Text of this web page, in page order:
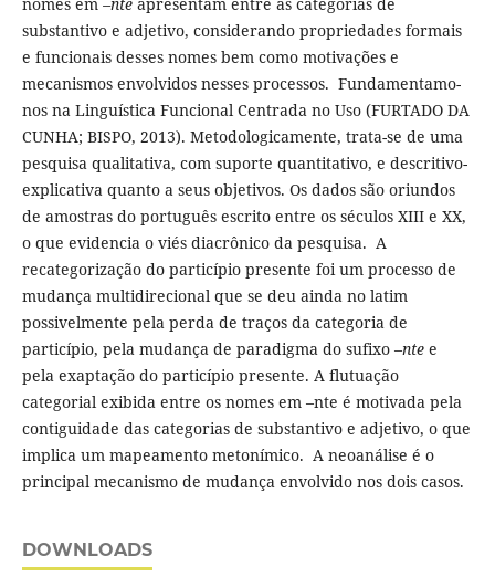
substantivo e adjetivo, considerando propriedades formais
e funcionais desses nomes bem como motivações e
mecanismos envolvidos nesses processos. Fundamentamo-
nos na Linguística Funcional Centrada no Uso (FURTADO DA
CUNHA; BISPO, 2013). Metodologicamente, trata-se de uma
pesquisa qualitativa, com suporte quantitativo, e descritivo-
explicativa quanto a seus objetivos. Os dados são oriundos
de amostras do português escrito entre os séculos XIII e XX,
o que evidencia o viés diacrônico da pesquisa. A
recategorização do particípio presente foi um processo de
mudança multidirecional que se deu ainda no latim
possivelmente pela perda de traços da categoria de
particípio, pela mudança de paradigma do sufixo –ntee
pela exaptação do particípio presente. A flutuação
categorial exibida entre os nomes em –nte é motivada pela
contiguidade das categorias de substantivo e adjetivo, o que
implica um mapeamento metonímico. A neoanálise é o
principal mecanismo de mudança envolvido nos dois casos.
DOWNLOADS